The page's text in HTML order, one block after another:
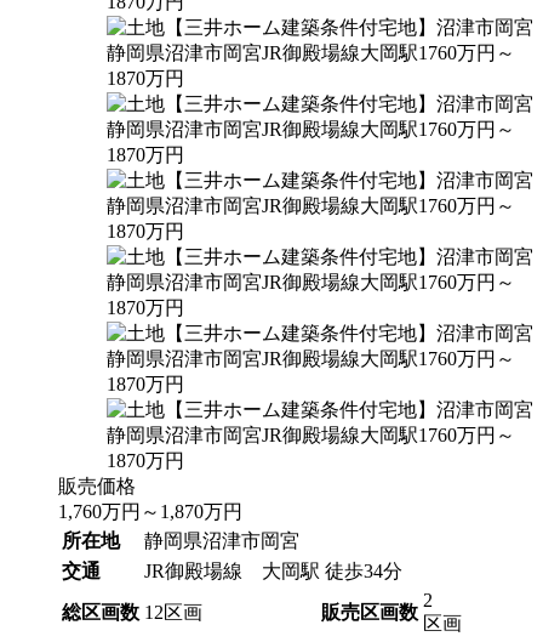
販売価格
1,760万円 ～ 1,870万円
所在地
静岡県沼津市岡宮
交通
JR御殿場線 大岡駅 徒歩34分
総区画数 12区画 販売区画数
2
区画